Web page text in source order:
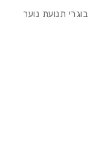
תנועת נוער